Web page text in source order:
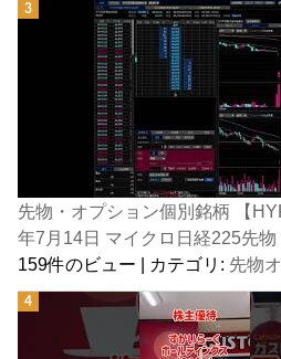
先物・オプション個別銘柄 【
年7月14日 マイクロ日経225先物
159件のビュー | カテゴリ: 先物